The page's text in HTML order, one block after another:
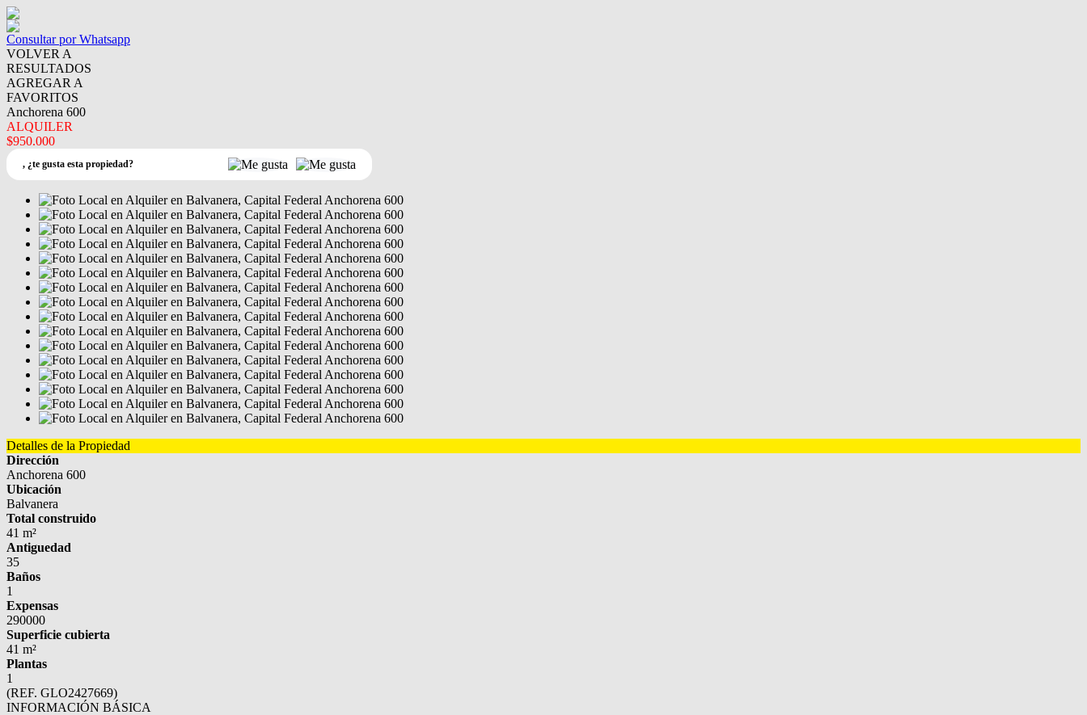
Consultar por Whatsapp
VOLVER A
RESULTADOS
AGREGAR A
FAVORITOS
Anchorena 600
ALQUILER
$950.000
, ¿te gusta esta propiedad?
Detalles de la Propiedad
Dirección
Anchorena 600
Ubicación
Balvanera
Total construido
41 m²
Antiguedad
35
Baños
1
Expensas
290000
Superficie cubierta
41 m²
Plantas
1
(REF. GLO2427669)
INFORMACIÓN BÁSICA